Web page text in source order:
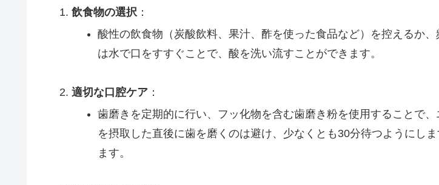
飲食物の選択：
酸性の飲食物（炭酸飲料、果汁、酢を使った食品など）を控えるか
は水で口をすすぐことで、酸を洗い流すことができます。
適切な口腔ケア：
歯磨きを定期的に行い、フッ化物を含む歯磨き粉を使用することで
を摂取した直後に歯を磨くのは避け、少なくとも30分待つようにし
ます。